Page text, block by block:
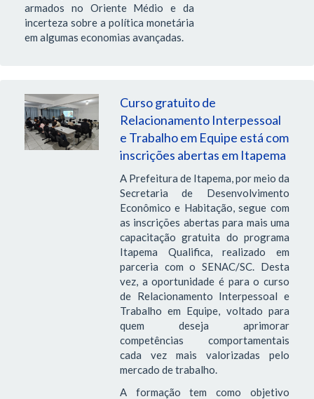
armados no Oriente Médio e da
incerteza sobre a política monetária
em algumas economias avançadas.
Curso gratuito de
Relacionamento Interpessoal
e Trabalho em Equipe está com
inscrições abertas em Itapema
A Prefeitura de Itapema, por meio da
Secretaria de Desenvolvimento
Econômico e Habitação, segue com
as inscrições abertas para mais uma
capacitação gratuita do programa
Itapema Qualifica, realizado em
parceria com o SENAC/SC. Desta
vez, a oportunidade é para o curso
de Relacionamento Interpessoal e
Trabalho em Equipe, voltado para
quem deseja aprimorar
competências comportamentais
cada vez mais valorizadas pelo
mercado de trabalho.
A formação tem como objetivo